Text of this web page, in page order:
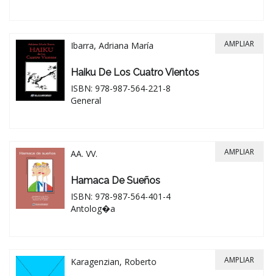
Ibarra, Adriana María
Haiku De Los Cuatro Vientos
ISBN: 978-987-564-221-8
General
AMPLIAR
AA. VV.
Hamaca De Sueños
ISBN: 978-987-564-401-4
Antolog�a
AMPLIAR
Karagenzian, Roberto AMPLIAR